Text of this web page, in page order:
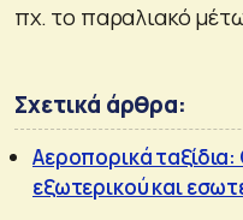
πχ. το παραλιακό
Σχετικά άρθρα:
Αεροπορικά
εξωτερικού και